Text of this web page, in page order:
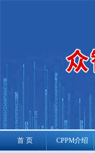
首 页 CPPM介绍